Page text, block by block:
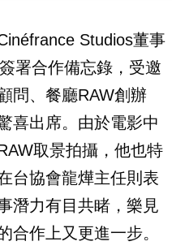
Studios董事
署合作備忘錄，受邀
問、餐廳RAW創辦
喜出席。由於電影中
取景拍攝，他也特
台協會龍燁主任則表
潛力有目共睹，樂見
合作上又更進一步。